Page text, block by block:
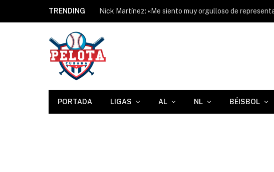
TRENDING
PORTADA LIGAS AL NL BÉISBOL